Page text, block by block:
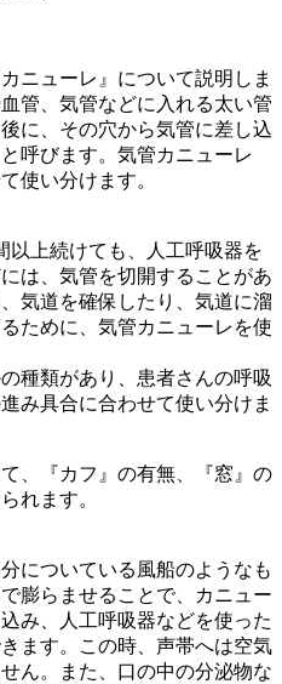
ニューレ』について説明しま
管、気管などに入れる太い管
に、その穴から気管に差し込
呼びます。気管カニューレ
使い分けます。
以上続けても、人工呼吸器を
は、気管を切開することがあ
気道を確保したり、気道に溜
ために、気管カニューレを使
種類があり、患者さんの呼吸
み具合に合わせて使い分けま
、『カフ』の有無、『窓』の
れます。
についている風船のようなも
膨らませることで、カニュー
み、人工呼吸器などを使った
ます。この時、声帯へは空気
ん。また、口の中の分泌物な